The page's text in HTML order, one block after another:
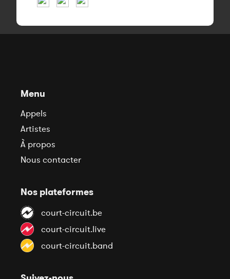
Menu
Appels
Artistes
À propos
Nous contacter
Nos plateformes
court-circuit.be
court-circuit.live
court-circuit.band